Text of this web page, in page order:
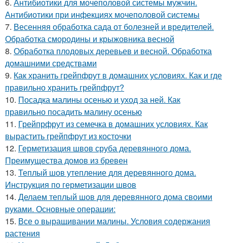
Антибиотики при инфекциях мочеполовой системы
7. Весенняя обработка сада от болезней и вредителей.
Обработка смородины и крыжовника весной
8. Обработка плодовых деревьев и весной. Обработка
домашними средствами
9. Как хранить грейпфрут в домашних условиях. Как и где
правильно хранить грейпфрут?
10. Посадка малины осенью и уход за ней. Как
правильно посадить малину осенью
11. Грейпрфрут из семечка в домашних условиях. Как
вырастить грейпфрут из косточки
12. Герметизация швов сруба деревянного дома.
Преимущества домов из бревен
13. Теплый шов утепление для деревянного дома.
Инструкция по герметизации швов
14. Делаем теплый шов для деревянного дома своими
руками. Основные операции:
15. Все о выращивании малины. Условия содержания
растения